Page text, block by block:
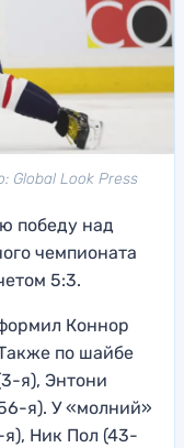
Global Look Press
победу над
чемпионата
5:3.
Коннор
по шайбе
я), Энтони
я). У «молний»
я), Ник Пол (43-